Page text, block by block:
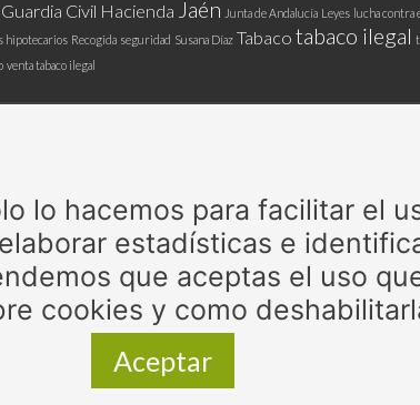
Guardia Civil Hacienda Jaén Junta de Andalucía Leyes lucha contra
hipotecarios Recogida seguridad Susana Díaz Tabaco tabaco ilegal
venta tabaco ilegal
lo hacemos para facilitar el
estadísticas e
que aceptas el uso
cookies y como
Aceptar